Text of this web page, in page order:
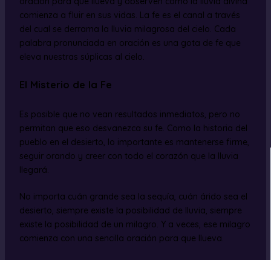
comienza a fluir en sus vidas. La fe es el canal a través
del cual se derrama la lluvia milagrosa del cielo. Cada
palabra pronunciada en oración es una gota de fe que
eleva nuestras súplicas al cielo.
El Misterio de la Fe
Es posible que no vean resultados inmediatos, pero no
permitan que eso desvanezca su fe. Como la historia del
pueblo en el desierto, lo importante es mantenerse firme,
seguir orando y creer con todo el corazón que la lluvia
llegará.
No importa cuán grande sea la sequía, cuán árido sea el
desierto, siempre existe la posibilidad de lluvia, siempre
existe la posibilidad de un milagro. Y a veces, ese milagro
comienza con una sencilla oración para que llueva.